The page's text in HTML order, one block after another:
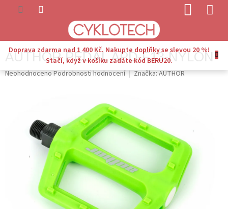
Doprava zdarma nad 1 400 Kč. Nakupte doplňky se slevou 20 %!
Stačí, když v košíku zadáte kód BERU20.
AUTHOR PEDÁL APD-F13-NYLON
Průměrné
hvězdiček.
NeohodnocenoPodrobnosti hodnocení Značka:AUTHOR